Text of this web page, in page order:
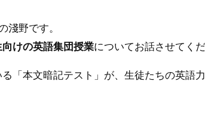
淺野です。
向けの英語集団授業についてお話させてくだ
「本文暗記テスト」が、生徒たちの英語